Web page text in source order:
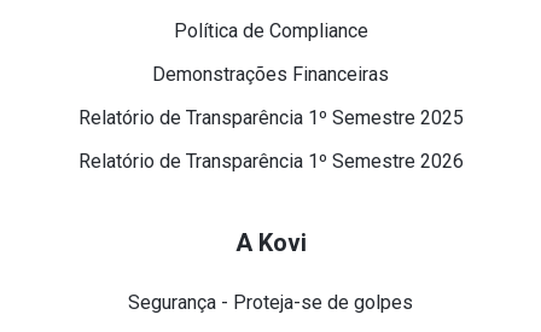
Política de Compliance
Demonstrações Financeiras
Relatório de Transparência 1º Semestre 2025
Relatório de Transparência 1º Semestre 2026
A Kovi
Segurança - Proteja-se de golpes